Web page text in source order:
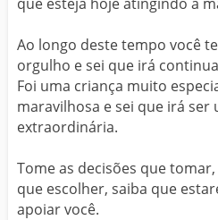
Ao longo deste tempo você
orgulho e sei que irá
Foi uma criança muito
maravilhosa e sei que irá ser
extraordinária.
Tome as decisões que
que escolher, saiba que
apoiar você.